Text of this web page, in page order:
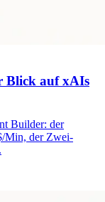
Blick auf xAIs
Builder: der
Min, der Zwei-